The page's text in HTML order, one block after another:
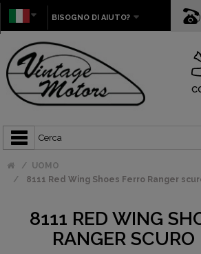
BISOGNO DI AIUTO?
UOMO
8111 Red Wing Shoes Ferro Ranger
8111 RED WING
RANGER